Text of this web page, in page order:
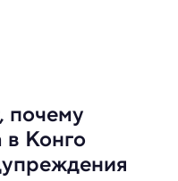
почему
Конго